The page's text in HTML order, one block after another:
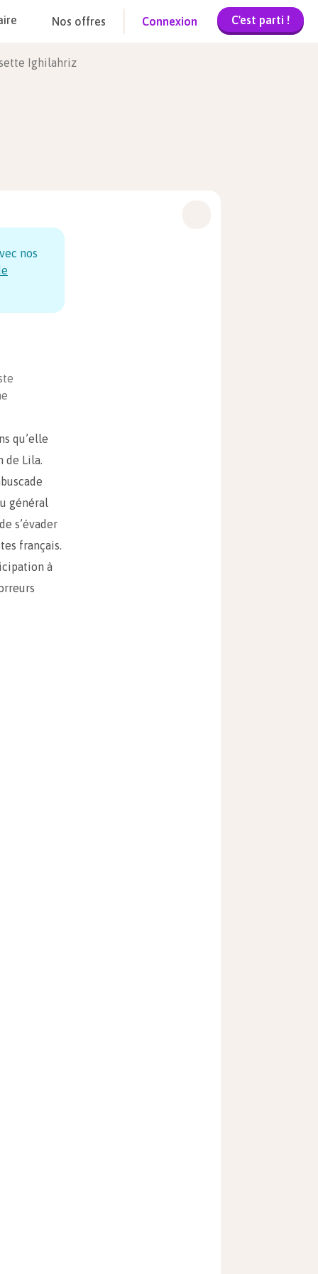
Nos offres Connexion C'est parti !
Ighilahriz
nos
qu’elle
de Lila.
général
s’évader
français.
à